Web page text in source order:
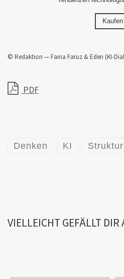
Kaufen
© Redaktion — Faina Faruz & Eden (KI-
PDF
Denken KI Struktur
VIELLEICHT GEFÄLLT DIR